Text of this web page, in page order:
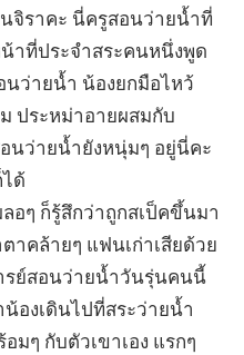
จิราคะ นี่ครูสอนว่ายน้ำที่
าที่ประจำสระคนหนึ่งพูด
ว่ายน้ำ น้องยกมือไหว้
ประหม่าอายผสมกับ
นว่ายน้ำยังหนุ่มๆ อยู่นี่คะ
ด้
อๆ ก็รู้สึกว่าถูกสเป็คขึ้นมา
าคล้ายๆ แฟนเก่าเสียด้วย
รย์สอนว่ายน้ำวันรุ่นคนนี้
องเดินไปที่สระว่ายน้ำ
มๆ กับตัวเขาเอง แรกๆ